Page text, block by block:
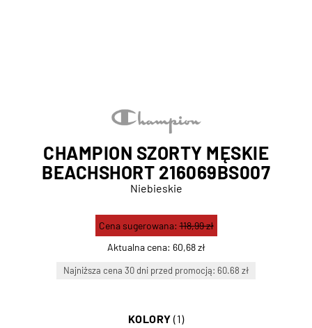
CHAMPION SZORTY MĘSKIE
BEACHSHORT 216069BS007
Niebieskie
Aktualna cena: 60,68 zł
Cena sugerowana:118,99 zł
Najniższa cena 30 dni przed promocją: 60.68 zł
KOLORY (1)